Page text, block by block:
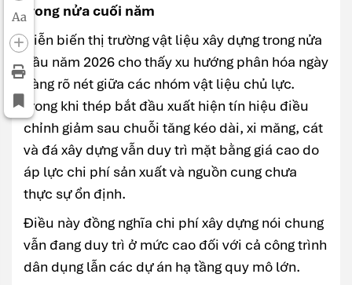
Aatrong nửa cuối năm
Diễn biến thị trường vật liệu xây dựng trong nửa
đầu năm 2026 cho thấy xu hướng phân hóa ngày
càng rõ nét giữa các nhóm vật liệu chủ lực.
Trong khi thép bắt đầu xuất hiện tín hiệu điều
chỉnh giảm sau chuỗi tăng kéo dài, xi măng, cát
và đá xây dựng vẫn duy trì mặt bằng giá cao do
áp lực chi phí sản xuất và nguồn cung chưa
thực sự ổn định.
Điều này đồng nghĩa chi phí xây dựng nói chung
vẫn đang duy trì ở mức cao đối với cả công trình
dân dụng lẫn các dự án hạ tầng quy mô lớn.